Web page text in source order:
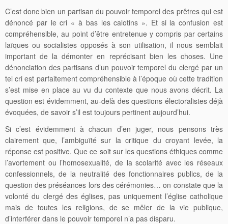
C’est donc bien un partisan du pouvoir temporel des prêtres qui est
dénoncé par le cri « à bas les calotins ». Et si la confusion est
compréhensible, au point d’être entretenue y compris par certains
laïques ou socialistes opposés à son utilisation, il nous semblait
important de la démonter en reprécisant bien les choses. Une
dénonciation des partisans d’un pouvoir temporel du clergé par un
tel cri est parfaitement compréhensible à l’époque où cette tradition
s’est mise en place au vu du contexte que nous avons décrit. La
question est évidemment, au-delà des questions électoralistes déjà
évoquées, de savoir s’il est toujours pertinent aujourd’hui.
Si c’est évidemment à chacun d’en juger, nous pensons très
clairement que, l’ambiguïté sur la critique du croyant levée, la
réponse est positive. Que ce soit sur les questions éthiques comme
l’avortement ou l’homosexualité, de la scolarité avec les réseaux
confessionnels, de la neutralité des fonctionnaires publics, de la
question des préséances lors des cérémonies… on constate que la
volonté du clergé des églises, pas uniquement l’église catholique
mais de toutes les religions, de se mêler de la vie publique,
d’interférer dans le pouvoir temporel n’a pas disparu.